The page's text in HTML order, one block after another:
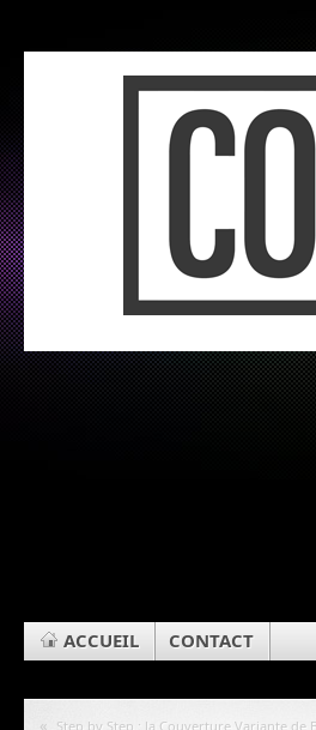
ACCUEIL CONTACT
« Step by Step : la Couverture Variante de